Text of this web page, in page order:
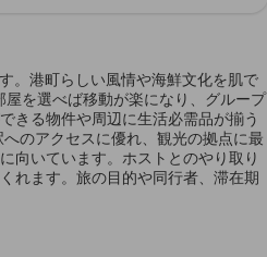
。港町らしい風情や海鮮文化を肌で
を選べば移動が楽になり、グループ
きる物件や周辺に生活必需品が揃う
のアクセスに優れ、観光の拠点に最
向いています。ホストとのやり取り
れます。旅の目的や同行者、滞在期